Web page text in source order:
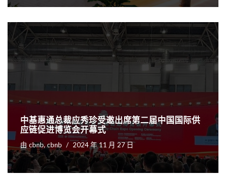
中基惠通总裁应秀珍受邀出席第二届中国国际供
应链促进博览会开幕式
由 cbnb, cbnb 2024 年 11 月 27 日